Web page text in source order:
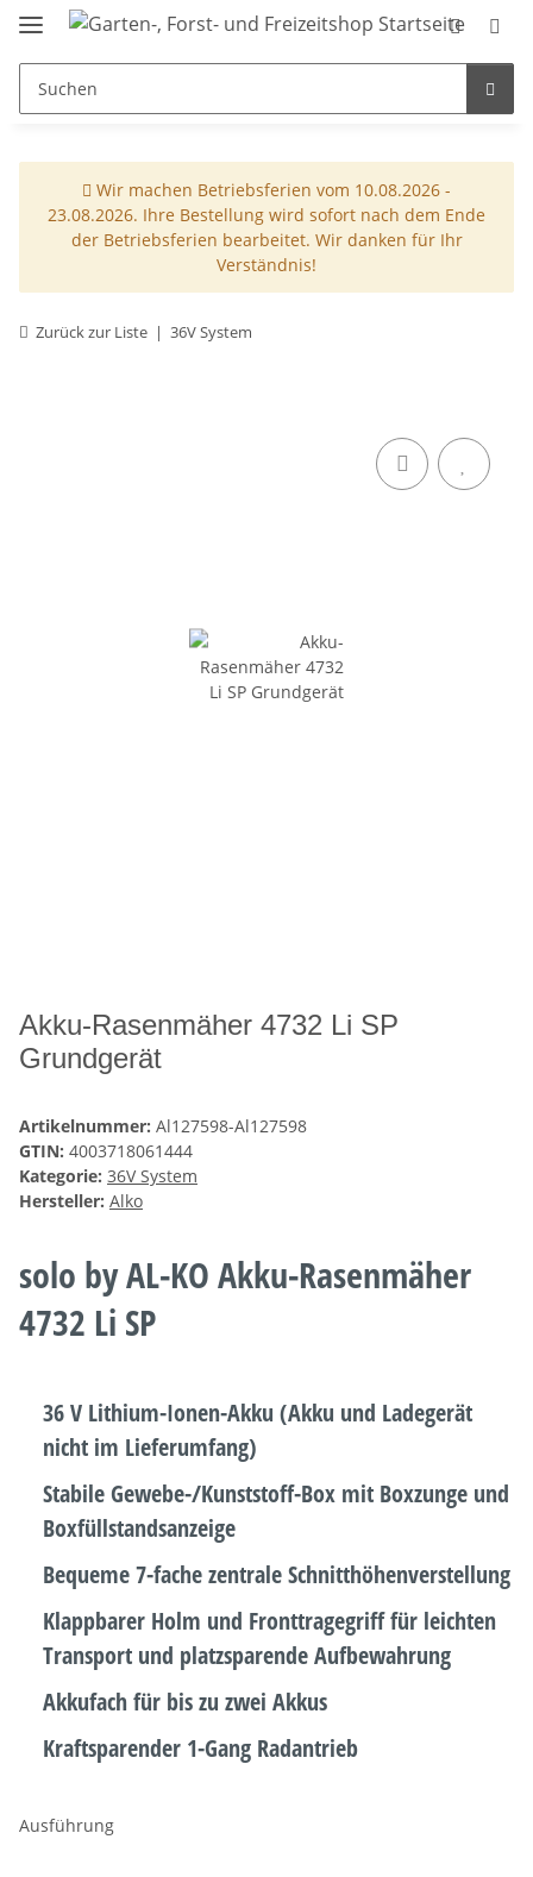
Wir machen Betriebsferien vom 10.08.2026 -
23.08.2026. Ihre Bestellung wird sofort nach dem Ende
der Betriebsferien bearbeitet. Wir danken für Ihr
Verständnis!
Zurück zur Liste 36V System
Akku-Rasenmäher 4732 Li SP
Grundgerät
Artikelnummer: Al127598-Al127598
GTIN: 4003718061444
Kategorie: 36V System
Hersteller: Alko
solo by AL-KO Akku-Rasenmäher
4732 Li SP
36 V Lithium-Ionen-Akku (Akku und Ladegerät
nicht im Lieferumfang)
Stabile Gewebe-/Kunststoff-Box mit Boxzunge und
Boxfüllstandsanzeige
Bequeme 7-fache zentrale Schnitthöhenverstellung
Klappbarer Holm und Fronttragegriff für leichten
Transport und platzsparende Aufbewahrung
Akkufach für bis zu zwei Akkus
Kraftsparender 1-Gang Radantrieb
Ausführung